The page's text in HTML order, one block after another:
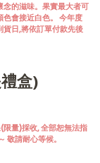
念的滋味。果實最大者可
色會接近白色。 今年度
貨日,將依訂單付款先後
盒)
量)採收, 全部恕無法指
敬請耐心等候。